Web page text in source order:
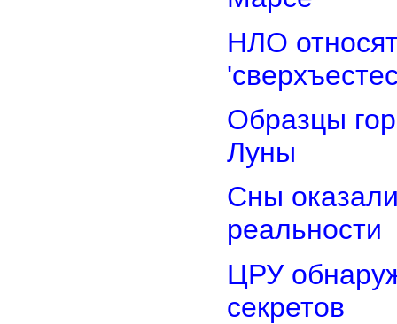
НЛО
Образцы
Луны
Сны
реальности
ЦРУ
секретов